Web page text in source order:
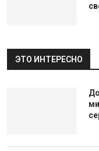
ЭТО ИНТЕРЕСНО